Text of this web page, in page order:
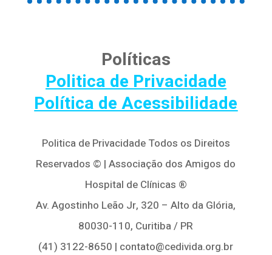
Políticas
Politica de Privacidade
Política de Acessibilidade
Politica de Privacidade Todos os Direitos
Reservados © | Associação dos Amigos do
Hospital de Clínicas ®
Av. Agostinho Leão Jr, 320 – Alto da Glória,
80030-110, Curitiba / PR
(41) 3122-8650 | contato@cedivida.org.br